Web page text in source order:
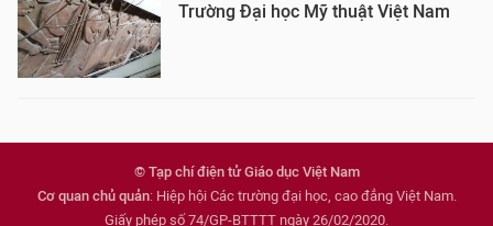
Trường Đại học Mỹ thuật Việt Nam
© Tạp chí điện tử Giáo dục Việt Nam
Cơ quan chủ quản: Hiệp hội Các trường đại học, cao đẳng Việt Nam.
Giấy phép số 74/GP-BTTTT ngày 26/02/2020.